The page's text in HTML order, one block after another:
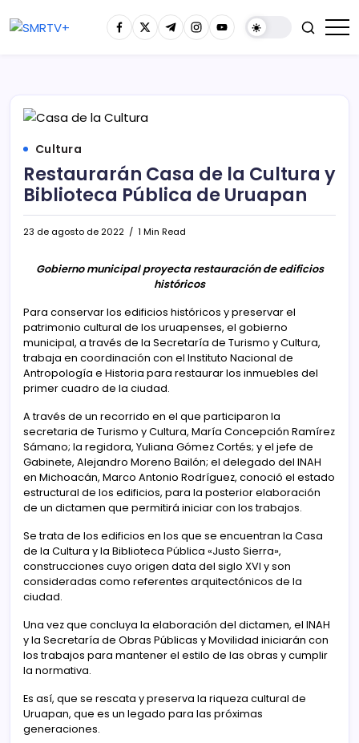
Cultura
Restaurarán Casa de la Cultura y
Biblioteca Pública de Uruapan
23 de agosto de 2022 1 Min Read
Gobierno municipal proyecta restauración de edificios
históricos
Para conservar los edificios históricos y preservar el
patrimonio cultural de los uruapenses, el gobierno
municipal, a través de la Secretaría de Turismo y Cultura,
trabaja en coordinación con el Instituto Nacional de
Antropología e Historia para restaurar los inmuebles del
primer cuadro de la ciudad.
A través de un recorrido en el que participaron la
secretaria de Turismo y Cultura, María Concepción Ramírez
Sámano; la regidora, Yuliana Gómez Cortés; y el jefe de
Gabinete, Alejandro Moreno Bailón; el delegado del INAH
en Michoacán, Marco Antonio Rodríguez, conoció el estado
estructural de los edificios, para la posterior elaboración
de un dictamen que permitirá iniciar con los trabajos.
Se trata de los edificios en los que se encuentran la Casa
de la Cultura y la Biblioteca Pública «Justo Sierra»,
construcciones cuyo origen data del siglo XVI y son
consideradas como referentes arquitectónicos de la
ciudad.
Una vez que concluya la elaboración del dictamen, el INAH
y la Secretaría de Obras Públicas y Movilidad iniciarán con
los trabajos para mantener el estilo de las obras y cumplir
la normativa.
Es así, que se rescata y preserva la riqueza cultural de
Uruapan, que es un legado para las próximas
generaciones.